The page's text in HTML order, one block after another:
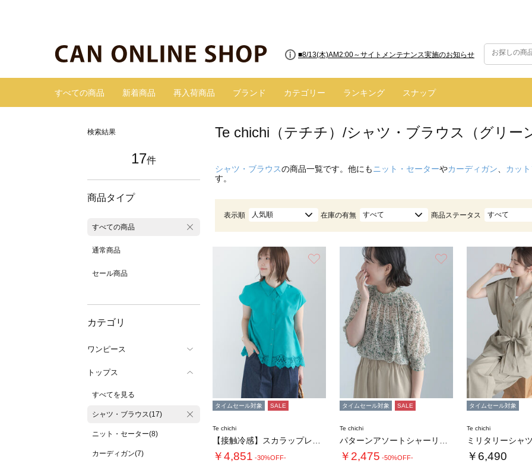
■8/13(木)AM2:00～サイトメンテナンス実施のお知らせ
すべての商品 新着商品 再入荷商品 ブランド カテゴリー ランキング スナップ
検索結果
17件
商品タイプ
すべての商品
通常商品
セール商品
カテゴリ
ワンピース
トップス
すべてを見る
シャツ・ブラウス(17)
ニット・セーター(8)
カーディガン(7)
Te chichi（テチチ）/シャツ・ブラウス（グリー
シャツ・ブラウスの商品一覧です。他にも ニット・セーターやカーディガン カッ
す。
表示順 人気順 在庫の有無 すべて 商品ステータス すべて
タイムセール対象 SALE
Te chichi
￥4,851 -30%OFF-
タイムセール対象 SALE
Te chichi
￥2,475 -50%OFF-
タイムセール対象
Te chichi
￥6,490